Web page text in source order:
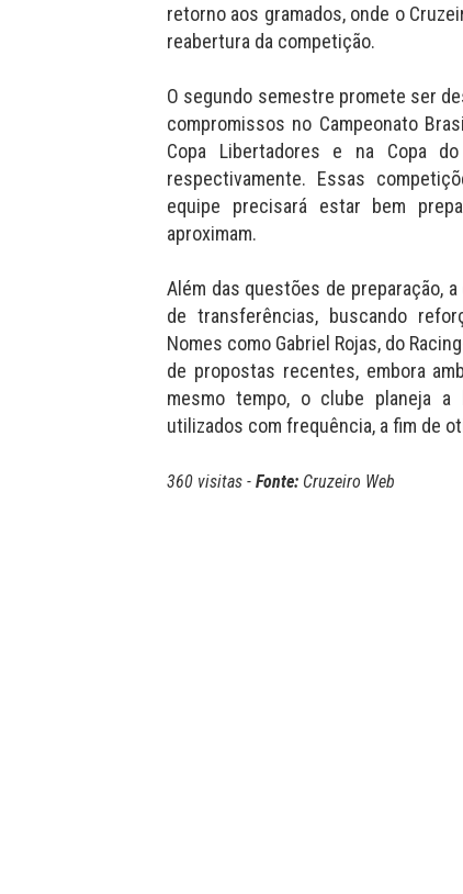
retorno aos gramados, onde o
reabertura da competição.
O segundo semestre promete ser
compromissos no Campeonato
Copa Libertadores e na Copa
respectivamente. Essas
equipe precisará estar bem
aproximam.
Além das questões de preparação,
de transferências, buscando
Nomes como Gabriel Rojas, do
de propostas recentes, embora
mesmo tempo, o clube planeja
utilizados com frequência, a fim de
360 visitas - Fonte: Cruzeiro Web